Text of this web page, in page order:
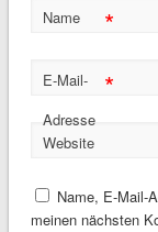
Name *
E-Mail-
Adresse
*
Website
Name, E-Mail-
meinen nächsten